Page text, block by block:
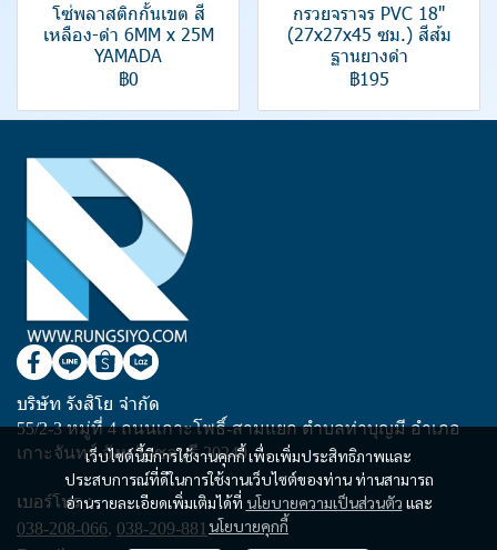
โซ่พลาสติกกั้นเขต สี
เหลือง-ดำ 6MM x 25M
YAMADA
฿0
กรวยจราจร PVC 18"
(27x27x45 ซม.) สีส้ม
ฐานยางดำ
฿195
เว็บไซต์นี้มีการใช้งานคุกกี้ เพื่อเพิ่มประสิทธิภาพและ
ประสบการณ์ที่ดีในการใช้งานเว็บไซต์ของท่าน ท่านสามารถ
อ่านรายละเอียดเพิ่มเติมได้ที่ นโยบายความเป็นส่วนตัว และ
นโยบายคุกกี้
บริษัท รังสิโย จำกัด
55/2-3 หมู่ที่ 4 ถนนเกาะโพธิ์-สามแยก ตำบลท่าบุญมี อำเภอ
เกาะจันทร์ จังหวัดชลบุรี 20240
เบอร์โทร :
038-208-066, 038-209-881